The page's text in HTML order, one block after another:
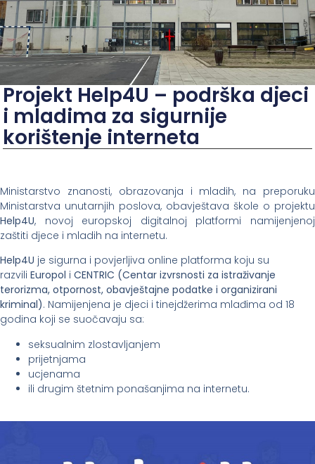
Projekt Help4U – podrška djeci
i mladima za sigurnije
korištenje interneta
Ministarstvo znanosti, obrazovanja i mladih, na preporuku
Ministarstva unutarnjih poslova, obavještava škole o projektu
Help4U, novoj europskoj digitalnoj platformi namijenjenoj
zaštiti djece i mladih na internetu.
Help4U je sigurna i povjerljiva online platforma koju su
razvili Europol i CENTRIC (Centar izvrsnosti za istraživanje
terorizma, otpornost, obavještajne podatke i organizirani
kriminal). Namijenjena je djeci i tinejdžerima mlađima od 18
godina koji se suočavaju sa:
seksualnim zlostavljanjem
prijetnjama
ucjenama
ili drugim štetnim ponašanjima na internetu.